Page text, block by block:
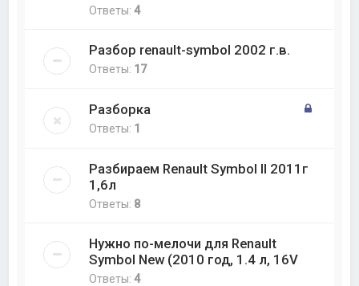
Ответы:4
Разбор renault-symbol 2002 г.в.
Ответы: 17
Разборка
Ответы: 1
Разбираем Renault Symbol II 2011г
1,6л
Ответы: 8
Нужно по-мелочи для Renault
Symbol New (2010 год, 1.4 л, 16V
Ответы:4